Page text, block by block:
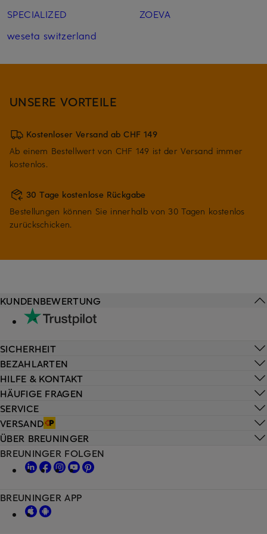
SPECIALIZED
weseta switzerland
ZOEVA
UNSERE VORTEILE
Kostenloser Versand ab CHF 149
Ab einem Bestellwert von CHF 149 ist der Versand immer
kostenlos.
30 Tage kostenlose Rückgabe
Bestellungen können Sie innerhalb von 30 Tagen kostenlos
zurückschicken.
HILFE & KONTAKT
HÄUFIGE FRAGEN
SERVICE
VERSAND
KUNDENBEWERTUNG
SICHERHEIT
BEZAHLARTEN
ÜBER BREUNINGER
BREUNINGER FOLGEN
BREUNINGER APP